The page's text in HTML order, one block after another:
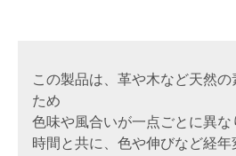
この製品は、革や木など天然
ため
色味や風合いが一点ごとに異な
時間と共に、色や伸びなど経年